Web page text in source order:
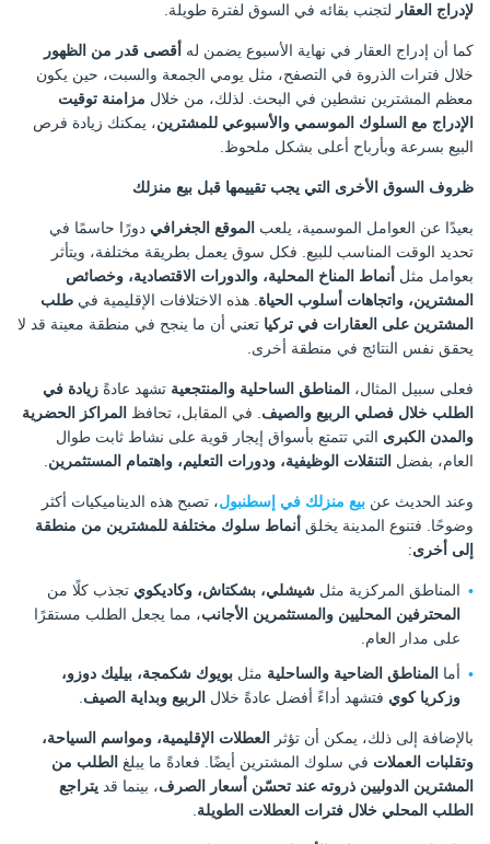
لإدراج العقار لتجنب بقائه في السوق لفترة طويلة.
كما أن إدراج العقار في نهاية الأسبوع يضمن له أقصى قدر من الظهور
خلال فترات الذروة في التصفح، مثل يومي الجمعة والسبت، حين يكون
معظم المشترين نشطين في البحث. لذلك، من خلال مزامنة توقيت
الإدراج مع السلوك الموسمي والأسبوعي للمشترين، يمكنك زيادة فرص
البيع بسرعة وبأرباح أعلى بشكل ملحوظ.
ظروف السوق الأخرى التي يجب تقييمها قبل بيع منزلك
بعيدًا عن العوامل الموسمية، يلعب الموقع الجغرافي دورًا حاسمًا في
تحديد الوقت المناسب للبيع. فكل سوق يعمل بطريقة مختلفة، ويتأثر
بعوامل مثل أنماط المناخ المحلية، والدورات الاقتصادية، وخصائص
المشترين، واتجاهات أسلوب الحياة. هذه الاختلافات الإقليمية في طلب
المشترين على العقارات في تركيا تعني أن ما ينجح في منطقة معينة قد لا
يحقق نفس النتائج في منطقة أخرى.
فعلى سبيل المثال، المناطق الساحلية والمنتجعية تشهد عادةً زيادة في
الطلب خلال فصلي الربيع والصيف. في المقابل، تحافظ المراكز الحضرية
والمدن الكبرى التي تتمتع بأسواق إيجار قوية على نشاط ثابت طوال
العام، بفضل التنقلات الوظيفية، ودورات التعليم، واهتمام المستثمرين.
وعند الحديث عن بيع منزلك في إسطنبول، تصبح هذه الديناميكيات أكثر
وضوحًا. فتنوع المدينة يخلق أنماط سلوك مختلفة للمشترين من منطقة
إلى أخرى:
المناطق المركزية مثل شيشلي، بشكتاش، وكاديكوي تجذب كلًا من
المحترفين المحليين والمستثمرين الأجانب، مما يجعل الطلب مستقرًا
على مدار العام.
أما المناطق الضاحية والساحلية مثل بويوك شكمجة، بيليك دوزو،
وزكريا كوي فتشهد أداءً أفضل عادةً خلال الربيع وبداية الصيف.
بالإضافة إلى ذلك، يمكن أن تؤثر
العطلات الإقليمية، ومواسم السياحة،
وتقلبات العملات في سلوك المشترين أيضًا. فعادةً ما يبلغ الطلب من
المشترين الدوليين ذروته عند تحسّن أسعار الصرف، بينما قد يتراجع
الطلب المحلي خلال فترات العطلات الطويلة.